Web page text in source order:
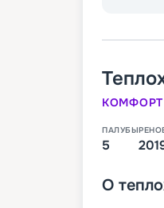
КОМФОРТ
ПАЛУБЫ
5
О